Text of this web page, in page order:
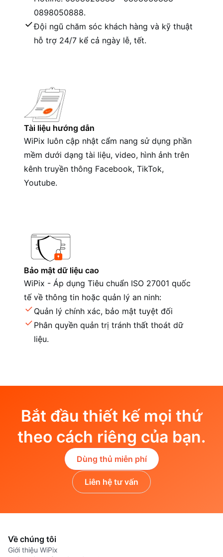
0898050888.
Đội ngũ chăm sóc khách hàng và kỹ thuật
hỗ trợ 24/7 kể cả ngày lễ, tết.
Tài liệu hướng dẫn
WiPix luôn cập nhật cẩm nang sử dụng phần
mềm dưới dạng tài liệu, video, hình ảnh trên
kênh truyền thông Facebook, TikTok,
Youtube.
Bảo mật dữ liệu cao
WiPix - Áp dụng Tiêu chuẩn ISO 27001 quốc
tế về thông tin hoặc quản lý an ninh:
Quản lý chính xác, bảo mật tuyệt đối
Phân quyền quản trị tránh thất thoát dữ
liệu.
Bắt đầu thiết kế mọi thứ
theo cách riêng của bạn.
Dùng thủ miễn phí
Liên hệ tư vấn
Về chúng tôi
Giới thiệu WiPix